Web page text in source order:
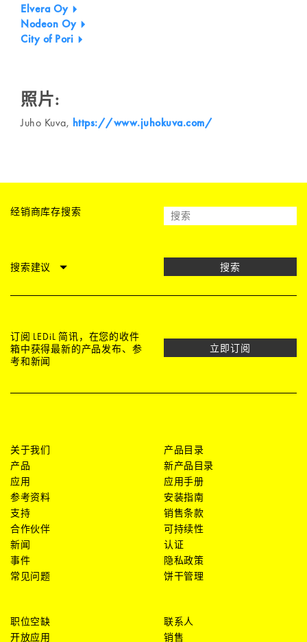
Elvera Oy
Nodeon Oy
City of Pori
照片:
Juho Kuva, https://www.juhokuva.com/
经销商库存搜索
搜索建议 搜索
订阅 LEDiL 简讯，在您的收件
箱中获得最新的产品发布、参
考和新闻
立即订阅
关于我们
产品
应用
参考资料
支持
合作伙伴
新闻
事件
常见问题
产品目录
新产品目录
应用手册
安装指南
销售条款
可持续性
认证
隐私政策
饼干管理
职位空缺
开放应用
联系人
销售